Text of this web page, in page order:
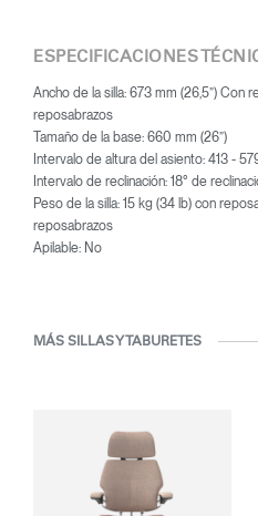
ESPECIFICACIONES
Ancho de la silla: 673 mm (26,5”) Con
reposabrazos
Tamaño de la base: 660 mm (26”)
Intervalo de altura del asiento: 413 -
Intervalo de reclinación: 18° de
Peso de la silla: 15 kg (34 lb) con
reposabrazos
Apilable: No
MÁS SILLAS Y TABURETES